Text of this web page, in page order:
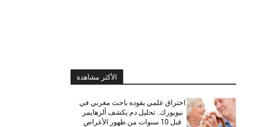
الأكثر مشاهدة
اختراق علمي يقوده باحث مغربي في
نيويورك.. تحليل دم يكشف ألزهايمر
قبل 10 سنوات من ظهور الأعراض